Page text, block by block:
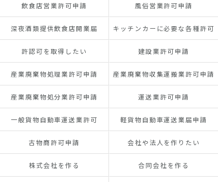
飲食店営業許可申請 風俗営業許可申請
深夜酒類提供飲食店開業届 キッチンカーに必要な各種許可
許認可を取得したい 建設業許可申請
産業廃棄物処理業許可申請 産業廃棄物収集運搬業許可申請
産業廃棄物処分業許可申請 運送業許可申請
一般貨物自動車運送業許可 軽貨物自動車運送業届申請
古物商許可申請 会社や法人を作りたい
株式会社を作る 合同会社を作る